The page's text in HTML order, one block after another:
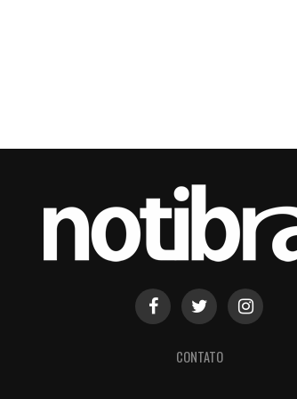
CONTATO